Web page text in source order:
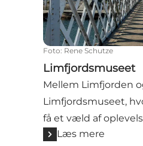
Foto: Rene Schutze
Limfjordsmuseet
Mellem Limfjorden
Limfjordsmuseet,
få et væld af
Læs mere